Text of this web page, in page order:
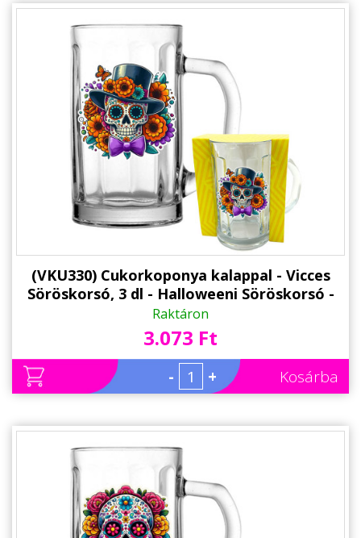
Ajándék Ötletek Férfiaknak
Ajándék Nőknek
Ajándék Gyerekeknek
Családtagoknak
Barátnak/Barátnőnek
Party kellékek
Vicces ajándékok
Foglalkozás szerint
Állatos ajándéktárgyak
(VKU330) Cukorkoponya kalappal - Vicces
Söröskorsó, 3 dl - Halloweeni Söröskorsó -
Halloween Kellék
Raktáron
3.073 Ft
- + Kosárba